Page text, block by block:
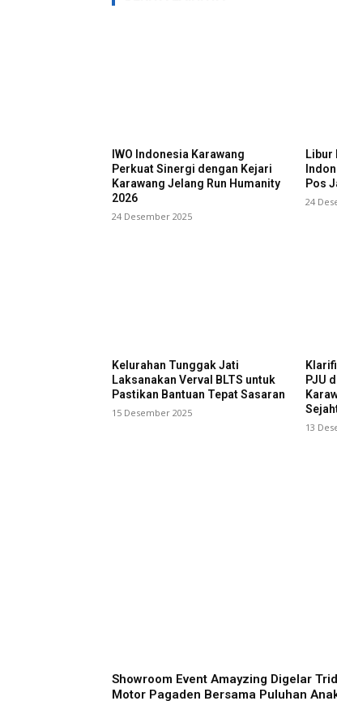
IWO Indonesia Karawang
Perkuat Sinergi dengan Kejari
Karawang Jelang Run Humanity
2026
24 Desember 2025
Libur
Pos
24
Kelurahan Tunggak Jati
Laksanakan Verval BLTS untuk
Pastikan Bantuan Tepat Sasaran
15 Desember 2025
PJU
13
Showroom Event Amayzing Digelar
Motor Pagaden Bersama Puluhan